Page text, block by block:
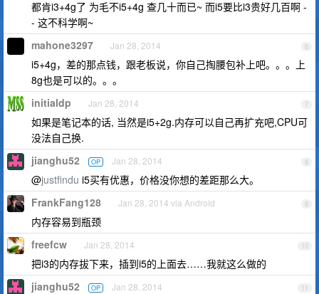
都肯i3+4g了 为毛不i5+4g 查几十而已~ 而i5要比i3贵好几百啊 -
- 这不科学啊~
6
mahone3297 Jan 28, 2014
i5+4g，差的那点钱，跟老板说，你自己掏腰包补上吧。。。上
8g也是可以的。。。
7
initialdp Jan 28, 2014
如果是笔记本的话, 当然是i5+2g.内存可以自己再扩充吧,CPU可
没法自己换.
8
jianghu52 OP Jan 28, 2014
@justfindu i5买有优惠，价格没你想的差距那么大。
9
FrankFang128 Jan 28, 2014 via Android
内存容易到瓶颈
10
freefcw Jan 28, 2014
把i3的内存拔下来，插到i5的上面去……我就这么做的
11
jianghu52 OP Jan 28, 2014